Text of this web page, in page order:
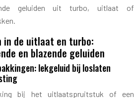
geluiden uit turbo, uitlaat of
in de uitlaat en turbo:
en blazende geluiden
lekgeluid bij loslaten
bij het uitlaatspruitstuk of een